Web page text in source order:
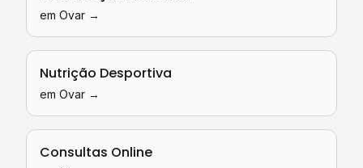
em Ovar →
Nutrição Desportiva
em Ovar →
Consultas Online